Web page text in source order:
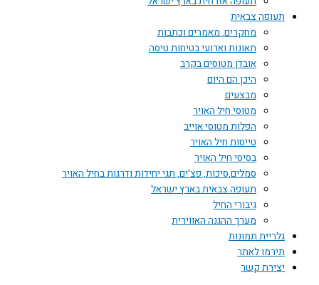
תעופה צבאית
מחקרים, מאמרים וכתבות
תאונות וארועי בטיחות טיסה
אובדן מטוסים בקרב
היכן הם היום
מבצעים
מטוסי חיל האויר
הפלות מטוסי אוייב
טייסות חיל האויר
בסיסי חיל האויר
סמלים,סיכות, פצ'ים, תגי יחידות ודרגות בחיל האויר
תעופה צבאית בארץ ישראל
גיבורי החיל
מערך ההגנה האווירית
גלריית תמונות
תירמו לאתר
יצירת קשר